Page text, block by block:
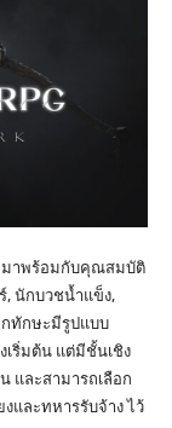
มาพร้อมกับคุณสมบัติ
, นักบวชน้ำแข็ง,
กทักษะมีรูปแบบ
เริ่มต้น แต่มีชั้นเชิง
และสามารถเลือก
งและทหารรับจ้าง ไว้